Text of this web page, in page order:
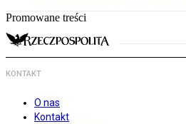
Promowane treści
KONTAKT
O nas
Kontakt